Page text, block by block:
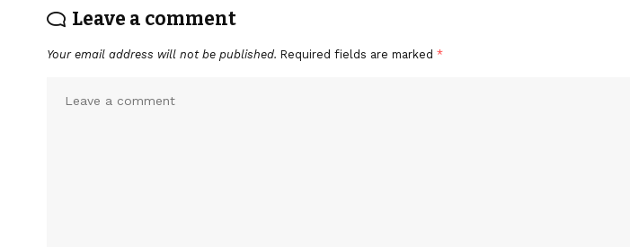
Leave a comment
Your email address will not be published. Required fields are marked *